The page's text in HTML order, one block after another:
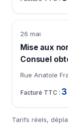
26 mai
Mise aux
Consuel
Rue Anatole
Tarifs réels,